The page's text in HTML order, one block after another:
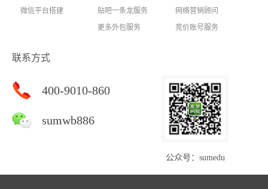
微信平台搭建
贴吧一条龙服务
更多外包服务
网络营销顾问
竞价账号服务
联系方式
400-9010-860
sumwb886
公众号：sumedu